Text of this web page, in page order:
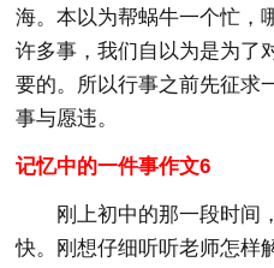
海。本以为帮蜗牛一个忙，
许多事，我们自以为是为了
要的。所以行事之前先征求
事与愿违。
记忆中的一件事作文6
刚上初中的那一段时间
快。刚想仔细听听老师怎样